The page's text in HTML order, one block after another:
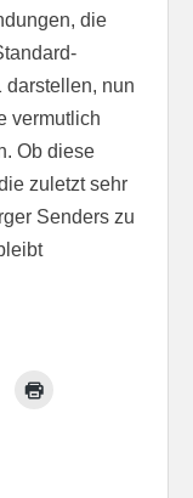
die
darstellen, nun
vermutlich
Ob diese
zuletzt sehr
Senders zu